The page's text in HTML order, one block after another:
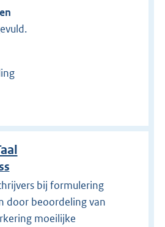
bij formulering
door beoordeling van
moeilijke